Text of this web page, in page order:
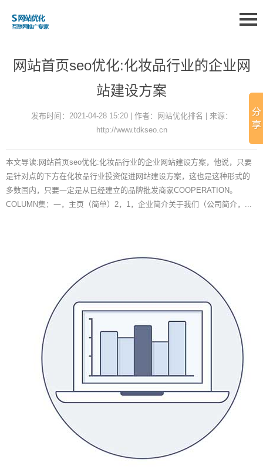
网站首页seo优化:化妆品行业的企业网
站建设方案
发布时间：2021-04-28 15:20 | 作者：网站优化排名 | 来源：
http://www.tdkseo.cn
本文导读:网站首页seo优化:化妆品行业的企业网站建设方案，他说，只要
是针对点的下方在化妆品行业投资促进网站建设方案，这也是这种形式的
多数国内，只要一定是从已经建立的品牌批发商家COOPERATION。
COLUMN集：一，主页（简单）2，1，企业简介关于我们（公司简介，...